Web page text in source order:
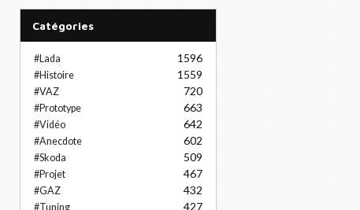
Catégories
#Lada 1596
#Histoire 1559
#VAZ 720
#Prototype 663
#Vidéo 642
#Anecdote 602
#Skoda 509
#Projet 467
#GAZ 432
#Tuning 427